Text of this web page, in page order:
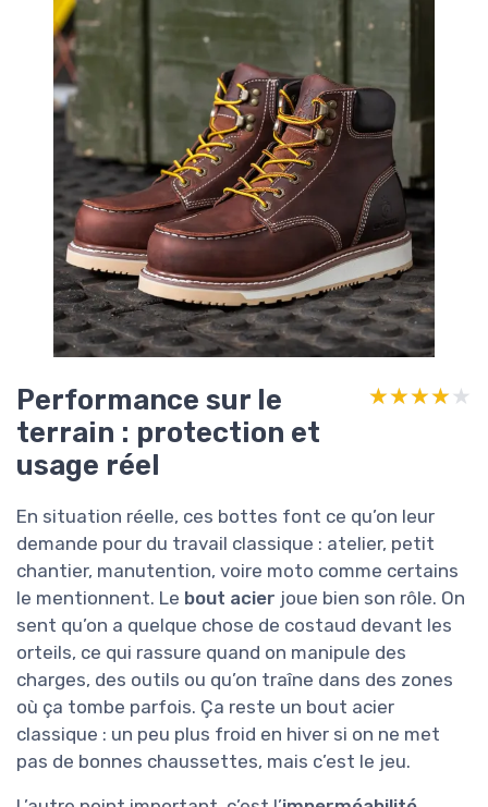
Performance sur le
terrain : protection et
usage réel
★★★★★
★★★★★
En situation réelle, ces bottes font ce qu’on leur
demande pour du travail classique : atelier, petit
chantier, manutention, voire moto comme certains
le mentionnent. Le bout acier joue bien son rôle. On
sent qu’on a quelque chose de costaud devant les
orteils, ce qui rassure quand on manipule des
charges, des outils ou qu’on traîne dans des zones
où ça tombe parfois. Ça reste un bout acier
classique : un peu plus froid en hiver si on ne met
pas de bonnes chaussettes, mais c’est le jeu.